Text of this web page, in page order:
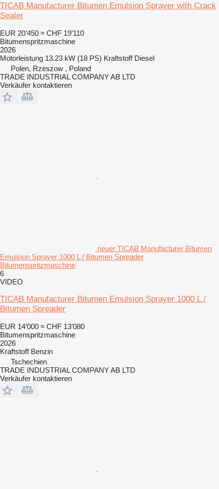
TICAB Manufacturer Bitumen Emulsion Sprayer with Crack
Sealer
EUR 20’450 ≈ CHF 19’110
Bitumenspritzmaschine
2026
Motorleistung 13.23 kW (18 PS) Kraftstoff Diesel
Polen, Rzeszow , Poland
TRADE INDUSTRIAL COMPANY AB LTD
Verkäufer kontaktieren
neuer TICAB Manufacturer Bitumen
Emulsion Sprayer 1000 L / Bitumen Spreader
Bitumenspritzmaschine
6
VIDEO
TICAB Manufacturer Bitumen Emulsion Sprayer 1000 L /
Bitumen Spreader
EUR 14’000 ≈ CHF 13’080
Bitumenspritzmaschine
2026
Kraftstoff Benzin
Tschechien
TRADE INDUSTRIAL COMPANY AB LTD
Verkäufer kontaktieren